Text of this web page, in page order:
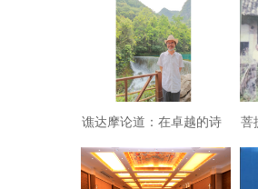
谯达摩论道：在卓越的诗
歌创作中大修行
菩